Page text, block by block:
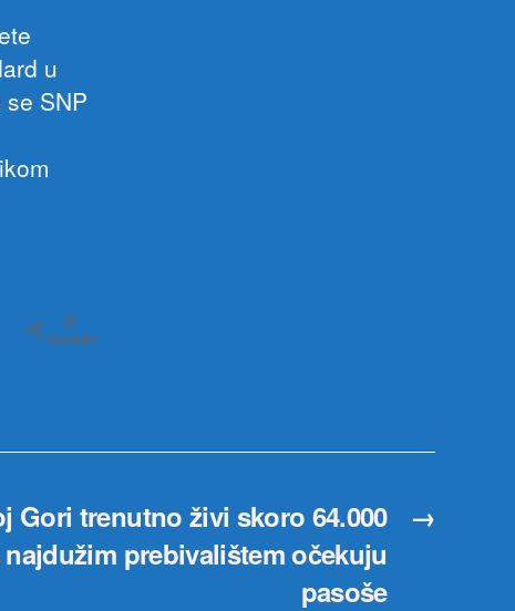
u
SNP
0
SHARES
→
Gori trenutno živi skoro 64.000
prebivalištem očekuju
pasoše